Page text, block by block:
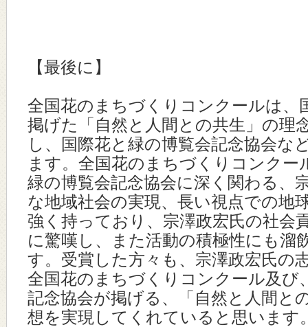
【最後に】
全国花のまちづくりコンクールは、
掲げた「自然と人間との共生」の理
し、国際花と緑の博覧会記念協会な
ます。全国花のまちづくりコンクー
緑の博覧会記念協会に深く関わる、
な地域社会の実現、長い視点での地
強く持っており、宗澤政宏氏の社会
に驚嘆し、また活動の積極性にも溜
す。受賞した方々も、宗澤政宏氏の
全国花のまちづくりコンクール及び
記念協会が掲げる、「自然と人間と
想を実現してくれていると思います